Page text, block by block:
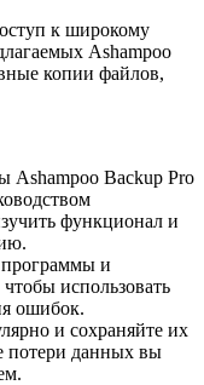
к широкому
Ashampoo
копии файлов,
Ashampoo Backup Pro
функционал и
программы и
использовать
ошибок.
и сохраняйте их
потери данных вы